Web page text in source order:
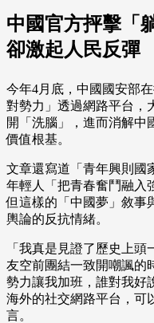
中國官方抨擊「
卻激起人民反彈
今年4月底，中國國安部
對勢力」透過網路平台，
開「洗腦」，進而消解中
價值根基。
文章還寫道「青年興則國
年輕人「把青春奮鬥融入
但這樣的「中國夢」敘事
輿論的反抗情緒。
「我真是見證了歷史上
友空前團結一致開嘲諷的
勢力讓我加班，誰對我
海外的社交網路平台，可
言。